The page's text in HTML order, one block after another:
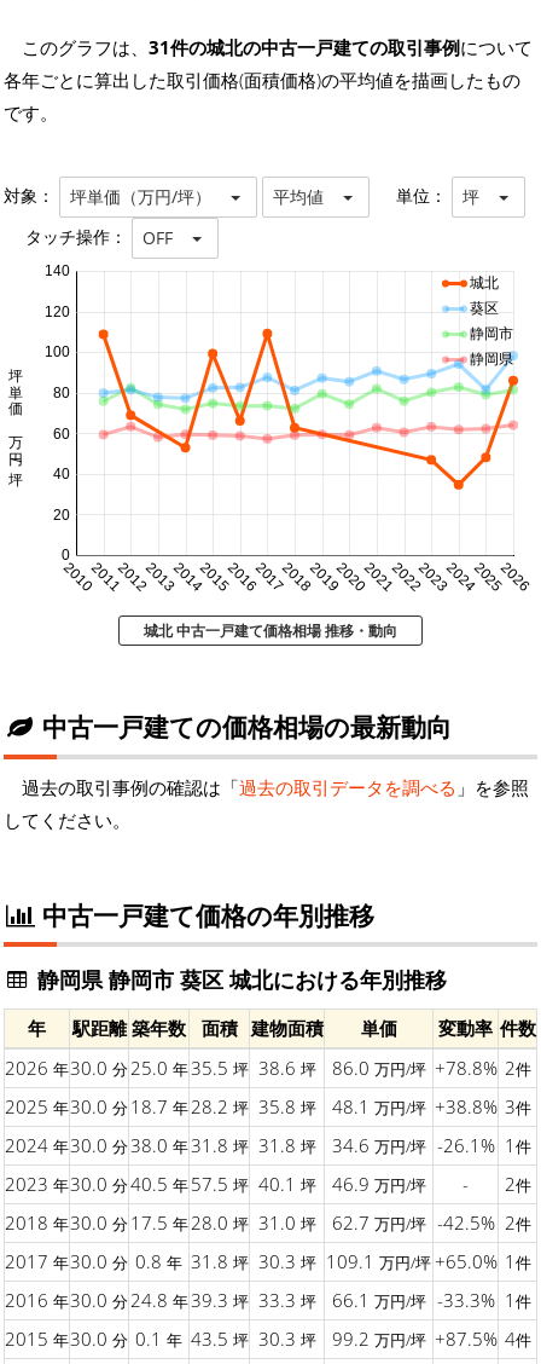
このグラフは、 31件の城北の中古一戸建ての取引事例について
各年ごとに算出した取引価格(面積価格)の平均値を描画したもの
です。
対象： 坪単価（万円/坪） 平均値 単位： 坪
タッチ操作： OFF
20102011201220132014201520162017201820192020202120222023202420252026
0
20
40
60
80
100
120
140
坪単価 万円/坪
城北
葵区
静岡市
静岡県
城北 中古一戸建て価格相場 推移・動向
中古一戸建ての価格相場の最新動向
過去の取引事例の確認は「過去の取引データを調べる 」を参照
してください。
中古一戸建て価格の年別推移
静岡県 静岡市 葵区 城北における年別推移
年 駅距離 築年数 面積 建物面積 単価 変動率 件数
2026 年30.0 分25.0 年35.5 坪 38.6 坪 86.0 万円/坪 +78.8% 2件
2025 年30.0 分18.7 年28.2 坪 35.8 坪 48.1 万円/坪 +38.8% 3件
2024 年30.0 分38.0 年31.8 坪 31.8 坪 34.6 万円/坪 -26.1% 1 件
2023 年30.0 分40.5 年57.5 坪 40.1 坪 46.9 万円/坪 - 2件
2018 年30.0 分17.5 年28.0 坪 31.0 坪 62.7 万円/坪 -42.5% 2件
2017 年30.0 分 0.8 年 31.8 坪 30.3 坪 109.1 万円/坪+65.0% 1 件
2016 年30.0 分24.8 年39.3 坪 33.3 坪 66.1 万円/坪 -33.3% 1 件
2015 年30.0 分 0.1 年 43.5 坪 30.3 坪 99.2 万円/坪 +87.5% 4件